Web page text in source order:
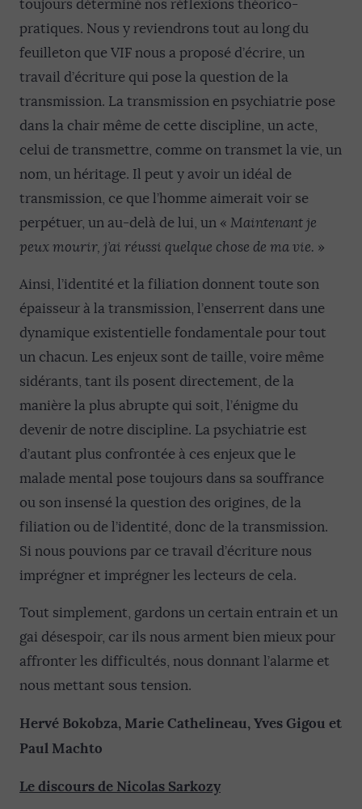
toujours déterminé nos réflexions théorico-
pratiques. Nous y reviendrons tout au long du
feuilleton que VIF nous a proposé d’écrire, un
travail d’écriture qui pose la question de la
transmission. La transmission en psychiatrie pose
dans la chair même de cette discipline, un acte,
celui de transmettre, comme on transmet la vie, un
nom, un héritage. Il peut y avoir un idéal de
transmission, ce que l’homme aimerait voir se
perpétuer, un au-delà de lui, un « Maintenant je
peux mourir, j’ai réussi quelque chose de ma vie. »
Ainsi, l’identité et la filiation donnent toute son
épaisseur à la transmission, l’enserrent dans une
dynamique existentielle fondamentale pour tout
un chacun. Les enjeux sont de taille, voire même
sidérants, tant ils posent directement, de la
manière la plus abrupte qui soit, l’énigme du
devenir de notre discipline. La psychiatrie est
d’autant plus confrontée à ces enjeux que le
malade mental pose toujours dans sa souffrance
ou son insensé la question des origines, de la
filiation ou de l’identité, donc de la transmission.
Si nous pouvions par ce travail d’écriture nous
imprégner et imprégner les lecteurs de cela.
Tout simplement, gardons un certain entrain et un
gai désespoir, car ils nous arment bien mieux pour
affronter les difficultés, nous donnant l’alarme et
nous mettant sous tension.
Hervé Bokobza, Marie Cathelineau, Yves Gigou et
Paul Machto
Le discours de Nicolas Sarkozy